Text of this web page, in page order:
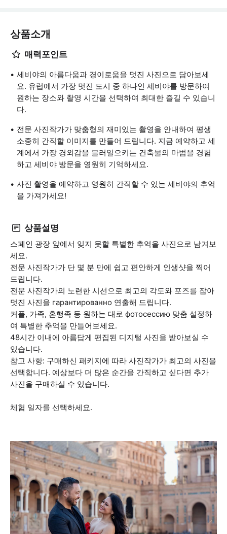
상품소개
매력포인트
세비야의 아름다움과 경이로움을 멋진 사진으로 담아보세
요. 유럽에서 가장 멋진 도시 중 하나인 세비야를 방문하여
원하는 장소와 촬영 시간을 선택하여 최대한 즐길 수 있습니
다.
전문 사진작가가 맞춤형의 재미있는 촬영을 안내하여 평생
소중히 간직할 이미지를 만들어 드립니다. 지금 예약하고 세
계에서 가장 경외감을 불러일으키는 건축물의 마법을 경험
하고 세비야 방문을 영원히 기억하세요.
사진 촬영을 예약하고 영원히 간직할 수 있는 세비야의 추억
을 가져가세요!
상품설명
스페인 광장 앞에서 잊지 못할 특별한 추억을 사진으로 남겨보
세요.
전문 사진작가가 단 몇 분 만에 쉽고 편안하게 인생샷을 찍어
드립니다.
전문 사진작가의 노련한 시선으로 최고의 각도와 포즈를 잡아
멋진 사진을 гарантированно 연출해 드립니다.
커플, 가족, 혼행족 등 원하는 대로 фотосессию 맞춤 설정하
여 특별한 추억을 만들어보세요.
48시간 이내에 아름답게 편집된 디지털 사진을 받아보실 수
있습니다.
참고 사항: 구매하신 패키지에 따라 사진작가가 최고의 사진을
선택합니다. 예상보다 더 많은 순간을 간직하고 싶다면 추가
사진을 구매하실 수 있습니다.
체험 일자를 선택하세요.